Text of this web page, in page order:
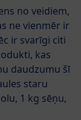
no veidiem,
ne vienmēr ir
ir svarīgi citi
kas
daudzumu šī
staru
1 kg sēņu,